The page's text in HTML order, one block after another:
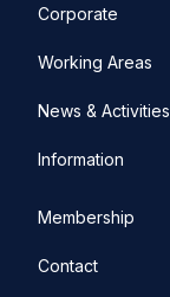
Corporate
Working Areas
News & Activities
Information
Membership
Contact